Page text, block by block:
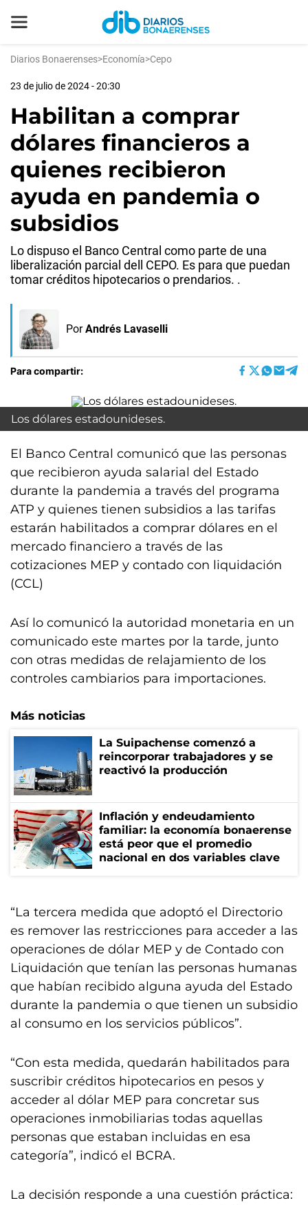
Diarios Bonaerenses>Economía>Cepo
23 de julio de 2024 - 20:30
Habilitan a comprar
dólares financieros a
quienes recibieron
ayuda en pandemia o
subsidios
Lo dispuso el Banco Central como parte de una
liberalización parcial dell CEPO. Es para que puedan
tomar créditos hipotecarios o prendarios. .
Por Andrés Lavaselli
Para compartir:
Los dólares estadounideses.
El Banco Central comunicó que las personas
que recibieron ayuda salarial del Estado
durante la pandemia a través del programa
ATP y quienes tienen subsidios a las tarifas
estarán habilitados a comprar dólares en el
mercado financiero a través de las
cotizaciones MEP y contado con liquidación
(CCL)
Así lo comunicó la autoridad monetaria en un
comunicado este martes por la tarde, junto
con otras medidas de relajamiento de los
controles cambiarios para importaciones.
Más noticias
La Suipachense comenzó a
reincorporar trabajadores y se
reactivó la producción
Inflación y endeudamiento
familiar: la economía bonaerense
está peor que el promedio
nacional en dos variables clave
“La tercera medida que adoptó el Directorio
es remover las restricciones para acceder a las
operaciones de dólar MEP y de Contado con
Liquidación que tenían las personas humanas
que habían recibido alguna ayuda del Estado
durante la pandemia o que tienen un subsidio
al consumo en los servicios públicos”.
“Con esta medida, quedarán habilitados para
suscribir créditos hipotecarios en pesos y
acceder al dólar MEP para concretar sus
operaciones inmobiliarias todas aquellas
personas que estaban incluidas en esa
categoría”, indicó el BCRA.
La decisión responde a una cuestión práctica: